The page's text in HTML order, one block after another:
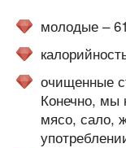
молодые –
очищенные
Конечно, мы
мясо, сало,